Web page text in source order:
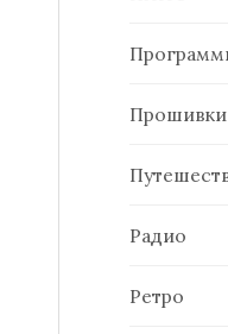
Прошивки
Радио
Ретро